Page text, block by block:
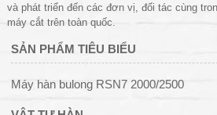
và phát triển đến các đơn vị, đối tác cùng
máy cắt trên toàn quốc.
SẢN PHẨM TIÊU BIỂU
Máy hàn bulong RSN7 2000/2500